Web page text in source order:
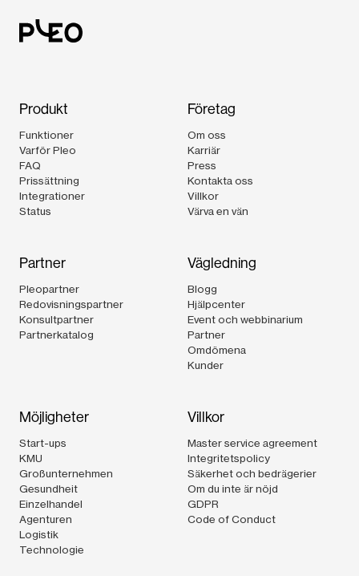
Produkt
Funktioner
Varför Pleo
FAQ
Prissättning
Integrationer
Status
Företag
Om oss
Karriär
Press
Kontakta oss
Villkor
Värva en vän
Partner
Pleopartner
Redovisningspartner
Konsultpartner
Partnerkatalog
Vägledning
Blogg
Hjälpcenter
Event och webbinarium
Partner
Omdömena
Kunder
Möjligheter
Start-ups
KMU
Großunternehmen
Gesundheit
Einzelhandel
Agenturen
Logistik
Technologie
Villkor
Master service agreement
Integritetspolicy
Säkerhet och bedrägerier
Om du inte är nöjd
GDPR
Code of Conduct